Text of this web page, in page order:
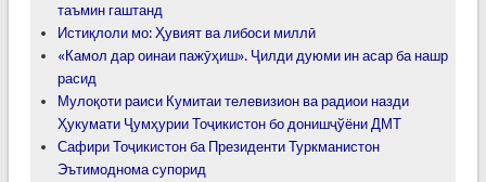
таъмин гаштанд
Истиқлоли мо: Ҳувият ва либоси миллӣ
«Камол дар оинаи пажӯҳиш». Ҷилди дуюми ин асар ба нашр
расид
Мулоқоти раиси Кумитаи телевизион ва радиои назди
Ҳукумати Ҷумҳурии Тоҷикистон бо донишҷўёни ДМТ
Сафири Тоҷикистон ба Президенти Туркманистон
Эътимоднома супорид